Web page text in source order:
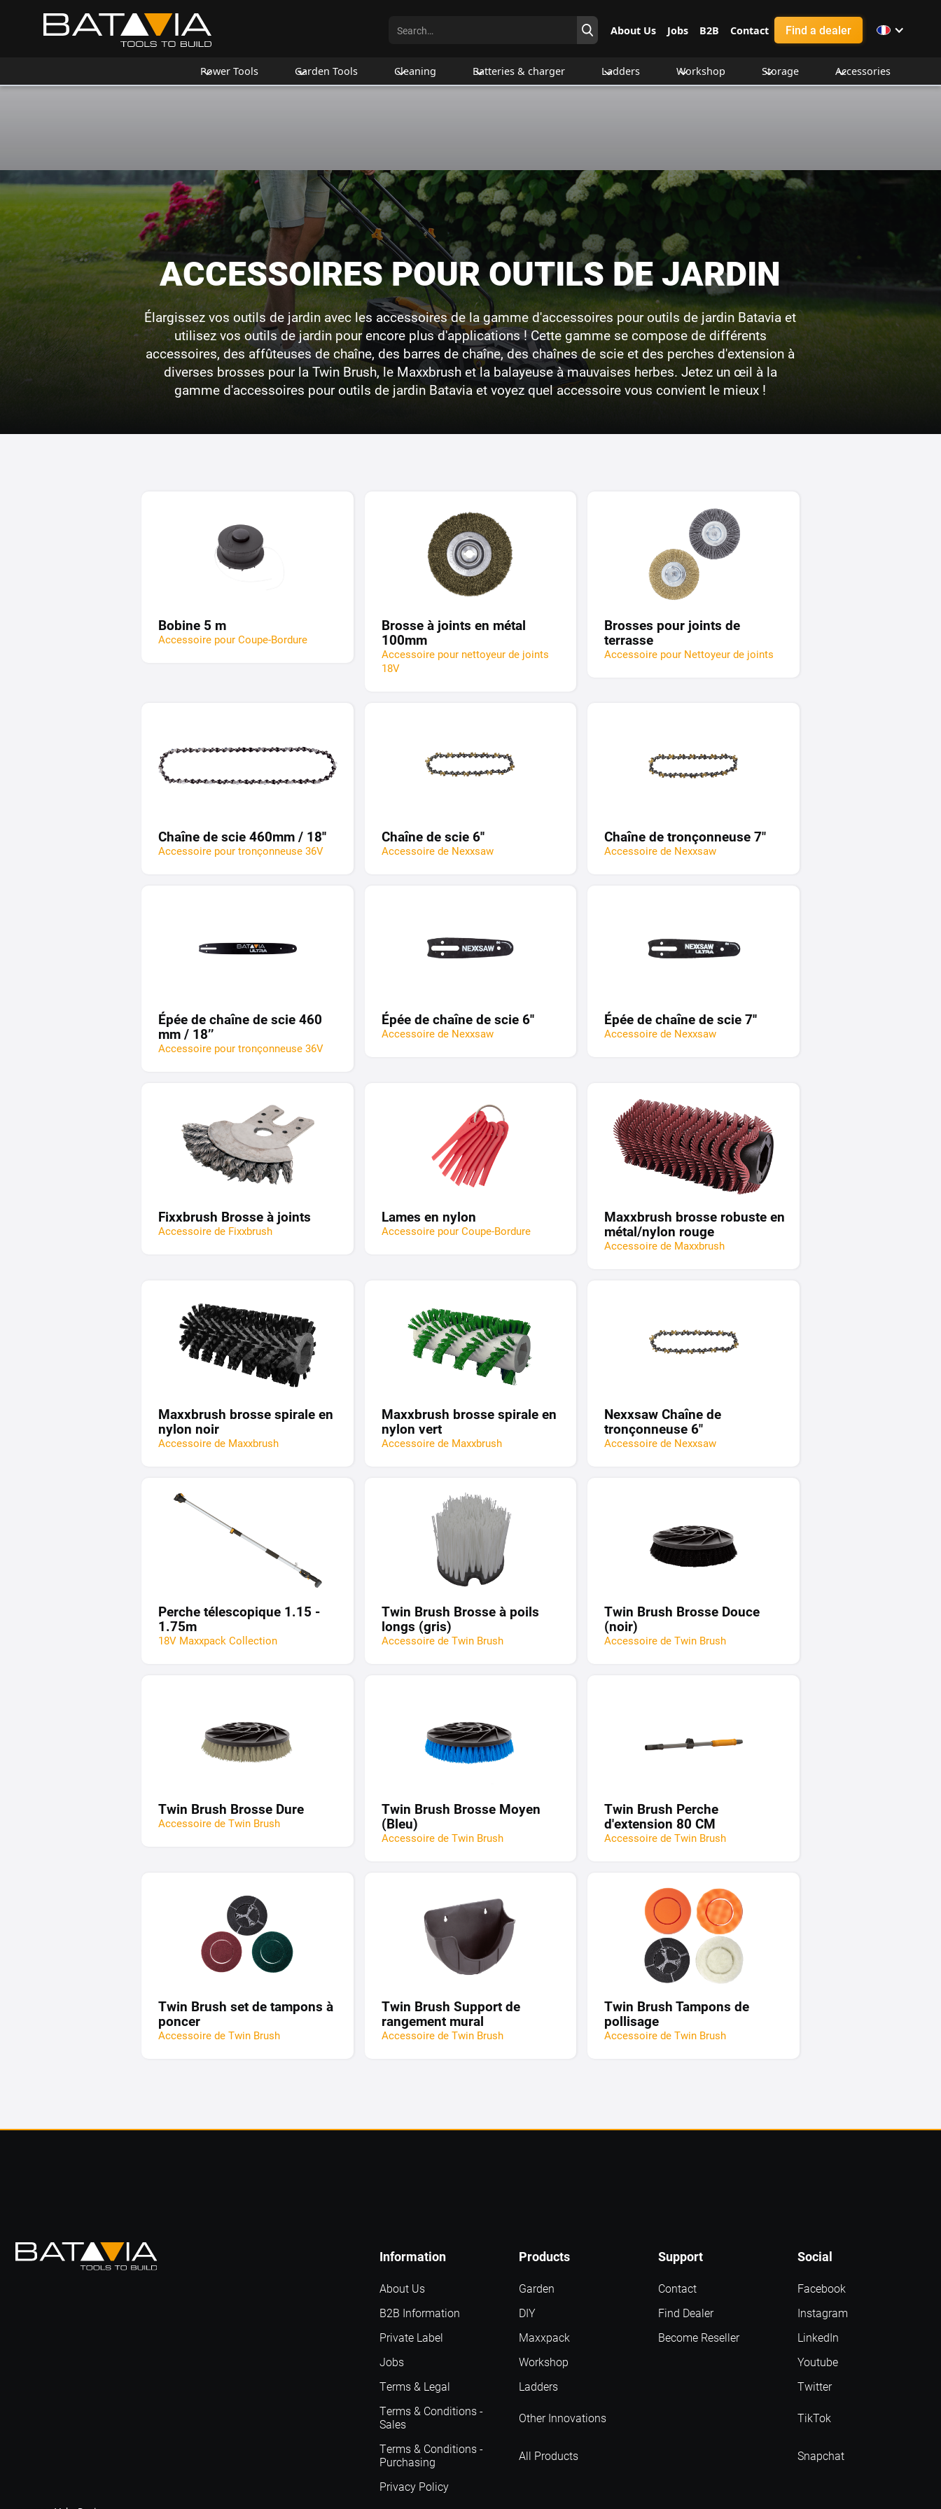
About Us Jobs B2B Contact Find a dealer
Power Tools Garden Tools Cleaning Batteries & charger Ladders Workshop Storage Accessories
ACCESSOIRES POUR OUTILS DE JARDIN
Élargissez vos outils de jardin avec les accessoires de la gamme d'accessoires pour outils de jardin Batavia et
utilisez vos outils de jardin pour encore plus d'applications ! Cette gamme se compose de différents
accessoires, des affûteuses de chaîne, des barres de chaîne, des chaînes de scie et des perches d'extension à
diverses brosses pour la Twin Brush, le Maxxbrush et la balayeuse à mauvaises herbes. Jetez un œil à la
gamme d'accessoires pour outils de jardin Batavia et voyez quel accessoire vous convient le mieux !
Bobine 5 m
Accessoire pour Coupe-Bordure
Brosse à joints en métal
100mm
Accessoire pour nettoyeur de joints
18V
Brosses pour joints de
terrasse
Accessoire pour Nettoyeur de joints
Chaîne de scie 460mm / 18''
Accessoire pour tronçonneuse 36V
Chaîne de scie 6''
Accessoire de Nexxsaw
Chaîne de tronçonneuse 7"
Accessoire de Nexxsaw
Épée de chaîne de scie 460
mm / 18’’
Accessoire pour tronçonneuse 36V
Épée de chaîne de scie 6''
Accessoire de Nexxsaw
Épée de chaîne de scie 7''
Accessoire de Nexxsaw
Fixxbrush Brosse à joints
Accessoire de Fixxbrush
Lames en nylon
Accessoire pour Coupe-Bordure
Maxxbrush brosse robuste en
métal/nylon rouge
Accessoire de Maxxbrush
Maxxbrush brosse spirale en
nylon noir
Accessoire de Maxxbrush
Maxxbrush brosse spirale en
nylon vert
Accessoire de Maxxbrush
Nexxsaw Chaîne de
tronçonneuse 6"
Accessoire de Nexxsaw
Perche télescopique 1.15 -
1.75m
18V Maxxpack Collection
Twin Brush Brosse à poils
longs (gris)
Accessoire de Twin Brush
Twin Brush Brosse Douce
(noir)
Accessoire de Twin Brush
Twin Brush Brosse Dure
Accessoire de Twin Brush
Twin Brush Brosse Moyen
(Bleu)
Accessoire de Twin Brush
Twin Brush Perche
d'extension 80 CM
Accessoire de Twin Brush
Twin Brush set de tampons à
poncer
Accessoire de Twin Brush
Twin Brush Support de
rangement mural
Accessoire de Twin Brush
Twin Brush Tampons de
pollisage
Accessoire de Twin Brush
Support
Products Social
About Us
Information
B2B Information
Terms & Legal
Terms & Conditions -
Sales
Terms & Conditions -
Purchasing
Privacy Policy
Jobs
Private Label
Garden
Contact
Find Dealer
Become Reseller
DIY
Maxxpack
Workshop
Ladders
All Products
Other Innovations
Facebook
Youtube
Twitter
TikTok
Snapchat
LinkedIn
Instagram